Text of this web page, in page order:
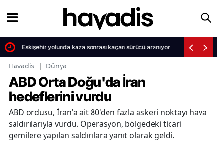
Eskişehir yolunda kaza sonrası kaçan sürücü aranıyor
Havadis | Dünya
ABD Orta Doğu'da İran
hedeflerini vurdu
ABD ordusu, İran'a ait 80'den fazla askeri noktayı hava
saldırılarıyla vurdu. Operasyon, bölgedeki ticari
gemilere yapılan saldırılara yanıt olarak geldi.